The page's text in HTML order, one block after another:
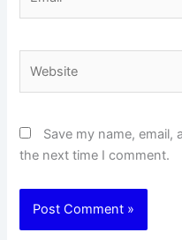
Save my name,
the next time I comment.